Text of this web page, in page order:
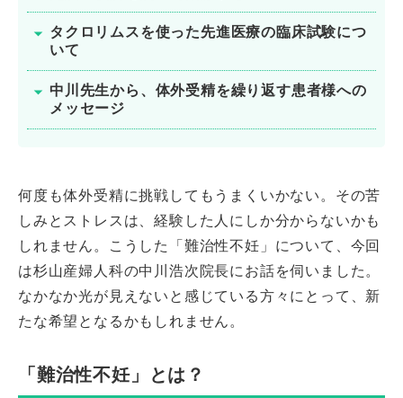
タクロリムスを使った先進医療の臨床試験につ
いて
中川先生から、体外受精を繰り返す患者様への
メッセージ
何度も体外受精に挑戦してもうまくいかない。その苦
しみとストレスは、経験した人にしか分からないかも
しれません。こうした「難治性不妊」について、今回
は杉山産婦人科の中川浩次院長にお話を伺いました。
なかなか光が見えないと感じている方々にとって、新
たな希望となるかもしれません。
「難治性不妊」とは？